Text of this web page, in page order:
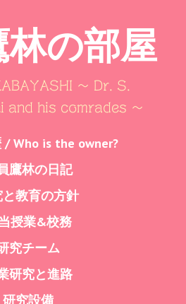
の部屋
～ Dr. S.
and his comrades ～
/ Who is the owner?
鷹林の日記
教育の方針
授業&校務
究チーム
研究と進路
研究設備